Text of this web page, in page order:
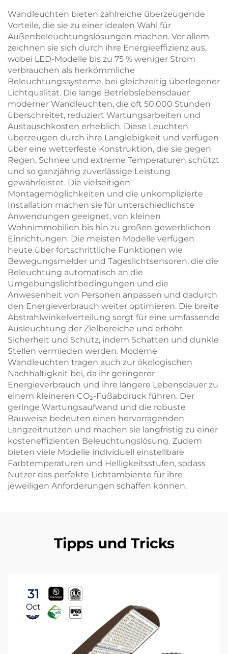
Wandleuchten bieten zahlreiche überzeugende
Vorteile, die sie zu einer idealen Wahl für
Außenbeleuchtungslösungen machen. Vor allem
zeichnen sie sich durch ihre Energieeffizienz aus,
wobei LED-Modelle bis zu 75 % weniger Strom
verbrauchen als herkömmliche
Beleuchtungssysteme, bei gleichzeitig überlegener
Lichtqualität. Die lange Betriebslebensdauer
moderner Wandleuchten, die oft 50.000 Stunden
überschreitet, reduziert Wartungsarbeiten und
Austauschkosten erheblich. Diese Leuchten
überzeugen durch ihre Langlebigkeit und verfügen
über eine wetterfeste Konstruktion, die sie gegen
Regen, Schnee und extreme Temperaturen schützt
und so ganzjährig zuverlässige Leistung
gewährleistet. Die vielseitigen
Montagemöglichkeiten und die unkomplizierte
Installation machen sie für unterschiedlichste
Anwendungen geeignet, von kleinen
Wohnimmobilien bis hin zu großen gewerblichen
Einrichtungen. Die meisten Modelle verfügen
heute über fortschrittliche Funktionen wie
Bewegungsmelder und Tageslichtsensoren, die die
Beleuchtung automatisch an die
Umgebungslichtbedingungen und die
Anwesenheit von Personen anpassen und dadurch
den Energieverbrauch weiter optimieren. Die breite
Abstrahlwinkelverteilung sorgt für eine umfassende
Ausleuchtung der Zielbereiche und erhöht
Sicherheit und Schutz, indem Schatten und dunkle
Stellen vermieden werden. Moderne
Wandleuchten tragen auch zur ökologischen
Nachhaltigkeit bei, da ihr geringerer
Energieverbrauch und ihre längere Lebensdauer zu
einem kleineren CO₂-Fußabdruck führen. Der
geringe Wartungsaufwand und die robuste
Bauweise bedeuten einen hervorragenden
Langzeitnutzen und machen sie langfristig zu einer
kosteneffizienten Beleuchtungslösung. Zudem
bieten viele Modelle individuell einstellbare
Farbtemperaturen und Helligkeitsstufen, sodass
Nutzer das perfekte Lichtambiente für ihre
jeweiligen Anforderungen schaffen können.
Tipps und Tricks
31
Oct